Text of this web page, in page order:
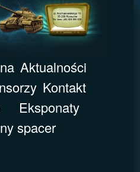
Aktualności
Kontakt
Eksponaty
spacer